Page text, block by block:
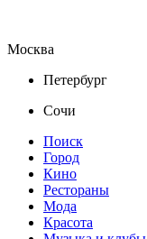
Москва
Петербург
Сочи
Поиск
Город
Кино
Рестораны
Мода
Красота